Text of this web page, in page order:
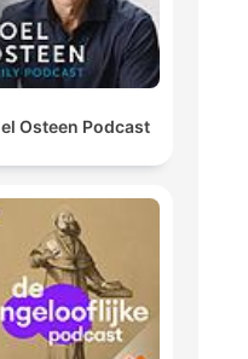
Osteen Podcast